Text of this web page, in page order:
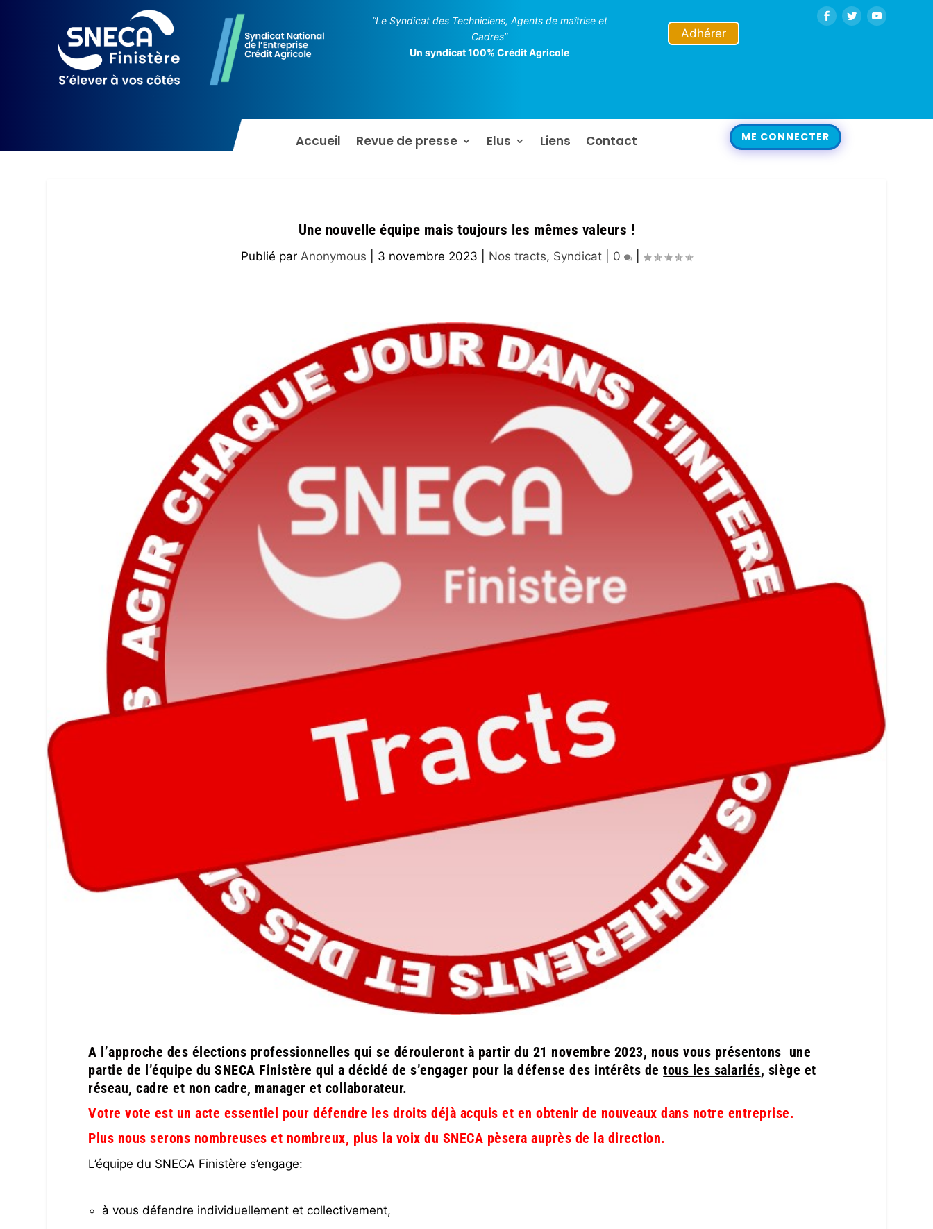
“Le Syndicat des Techniciens, Agents de maîtrise et
Cadres”
Un syndicat 100% Crédit Agricole
Adhérer
Accueil Revue de presse Elus Liens Contact ME CONNECTER
Une nouvelle équipe mais toujours les mêmes valeurs !
Publié par Anonymous 3 novembre 2023 Nos tracts, Syndicat 0
A l’approche des élections professionnelles qui se dérouleront à partir du 21 novembre 2023, nous vous présentons une
partie de l’équipe du SNECA Finistère qui a décidé de s’engager pour la défense des intérêts detous les salariés, siège et
réseau, cadre et non cadre, manager et collaborateur.
Votre vote est un acte essentiel pour défendre les droits déjà acquis et en obtenir de nouveaux dans notre entreprise.
Plus nous serons nombreuses et nombreux, plus la voix du SNECA pèsera auprès de la direction.
L’équipe du SNECA Finistère s’engage:
à vous défendre individuellement et collectivement,